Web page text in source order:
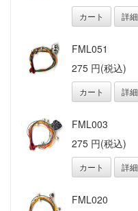
カート 詳細
FML051
275 円(税込)
カート 詳細
FML003
275 円(税込)
カート 詳細
FML020